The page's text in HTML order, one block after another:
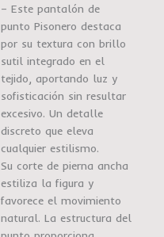
– Este pantalón de
punto Pisonero destaca
por su textura con brillo
sutil integrado en el
tejido, aportando luz y
sofisticación sin resultar
excesivo. Un detalle
discreto que eleva
cualquier estilismo.
Su corte de pierna ancha
estiliza la figura y
favorece el movimiento
natural. La estructura del